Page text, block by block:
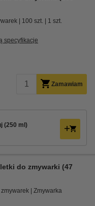
100 szt. 1 szt.
specyfikacje
Zamawiam
(250 ml)
do zmywarki (47
Zmywarka